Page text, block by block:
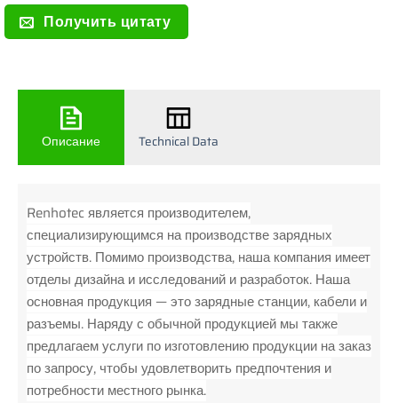
Получить цитату
Описание Technical Data
Renhotec является производителем,
специализирующимся на производстве зарядных
устройств. Помимо производства, наша компания имеет
отделы дизайна и исследований и разработок. Наша
основная продукция — это зарядные станции, кабели и
разъемы. Наряду с обычной продукцией мы также
предлагаем услуги по изготовлению продукции на заказ
по запросу, чтобы удовлетворить предпочтения и
потребности местного рынка.